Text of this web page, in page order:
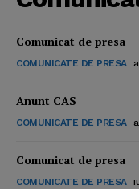
Comunicat de presa
COMUNICATE DE PRESA
Anunt CAS
COMUNICATE DE PRESA
Comunicat de presa
COMUNICATE DE PRESA